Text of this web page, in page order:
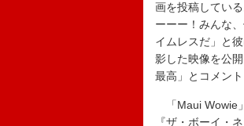
画を投稿してい
ーーー！みんな
イムレスだ」と
影した映像を公
最高」とコメント
「Maui Wowie
『ザ・ボーイ・